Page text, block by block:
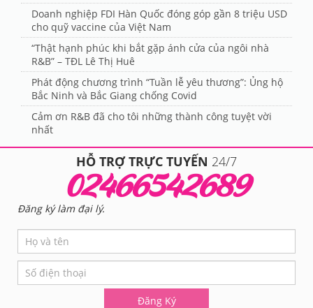
Doanh nghiệp FDI Hàn Quốc đóng góp gần 8 triệu USD
cho quỹ vaccine của Việt Nam
“Thật hạnh phúc khi bắt gặp ánh cửa của ngôi nhà
R&B” – TĐL Lê Thị Huê
Phát động chương trình “Tuần lễ yêu thương”: Ủng hộ
Bắc Ninh và Bắc Giang chống Covid
Cảm ơn R&B đã cho tôi những thành công tuyệt vời
nhất
HỖ TRỢ TRỰC TUYẾN 24/7
02466542689
Đăng ký làm đại lý.
Đăng
Ký
If
you
are
human,
Đăng Ký